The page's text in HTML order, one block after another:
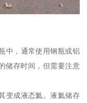
中，通常使用钢瓶或铝
储存时间，但需要注意
变成液态氦。液氦储存